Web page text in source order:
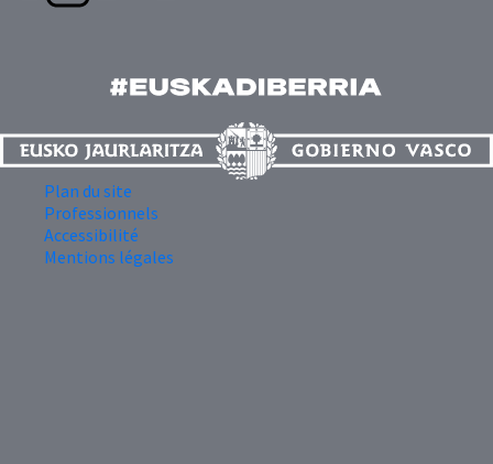
Plan du site
Professionnels
Accessibilité
Mentions légales